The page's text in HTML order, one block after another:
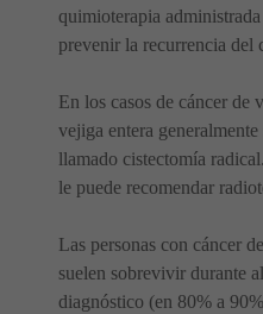
quimioterapia
prevenir la recurrencia del
En los casos de cáncer de
vejiga entera
llamado cistectomía
le puede recomendar
Las personas con cáncer
suelen sobrevivir durante
diagnóstico (en 80% a